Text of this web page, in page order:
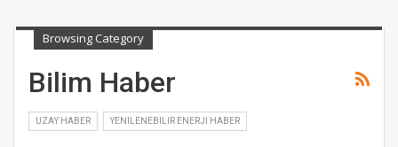
Browsing Category
Bilim Haber
UZAY HABER YENILENEBILIR ENERJI HABER